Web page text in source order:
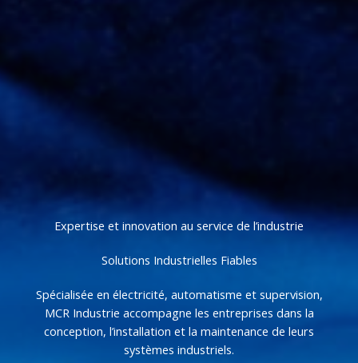
Expertise et innovation au service de l’industrie
Solutions Industrielles Fiables
Spécialisée en électricité, automatisme et supervision,
MCR Industrie accompagne les entreprises dans la
conception, l’installation et la maintenance de leurs
systèmes industriels.